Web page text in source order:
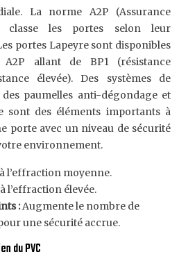
La norme A2P (Assurance
classe les portes selon leur
portes Lapeyre sont disponibles
allant de BP1 (résistance
élevée). Des systèmes de
paumelles anti-dégondage et
sont des éléments importants à
porte avec un niveau de sécurité
environnement.
l’effraction moyenne.
l’effraction élevée.
:Augmente le nombre de
une sécurité accrue.
du PVC